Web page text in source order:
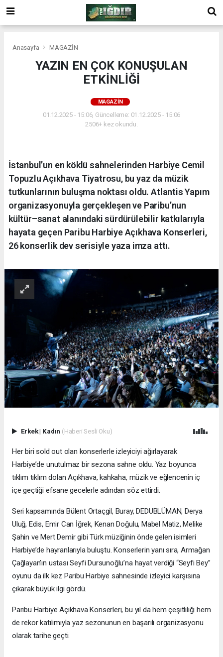
Anasayfa MAGAZİN
YAZIN EN ÇOK KONUŞULAN
ETKİNLİĞİ
MAGAZİN
01.12.2025 - 15:06, Güncelleme: 01.12.2025 - 15:06
2506+ kez okundu.
İstanbul’un en köklü sahnelerinden Harbiye Cemil
Topuzlu Açıkhava Tiyatrosu, bu yaz da müzik
tutkunlarının buluşma noktası oldu. Atlantis Yapım
organizasyonuyla gerçekleşen ve Paribu’nun
kültür–sanat alanındaki sürdürülebilir katkılarıyla
hayata geçen Paribu Harbiye Açıkhava Konserleri,
26 konserlik dev serisiyle yaza imza attı.
Erkek| Kadın (Haberi Sesli Oku)
Her biri sold out olan konserlerle izleyiciyi ağırlayarak
Harbiye’de unutulmaz bir sezona sahne oldu. Yaz boyunca
tıklım tıklım dolan Açıkhava, kahkaha, müzik ve eğlencenin iç
içe geçtiği efsane gecelerle adından söz ettirdi.
Seri kapsamında Bülent Ortaçgil, Buray, DEDUBLÜMAN, Derya
Uluğ, Edis, Emir Can İğrek, Kenan Doğulu, Mabel Matiz, Melike
Şahin ve Mert Demir gibi Türk müziğinin önde gelen isimleri
Harbiye’de hayranlarıyla buluştu. Konserlerin yanı sıra, Armağan
Çağlayan’ın ustası Seyfi Dursunoğlu’na hayat verdiği “Seyfi Bey”
oyunu da ilk kez Paribu Harbiye sahnesinde izleyici karşısına
çıkarak büyük ilgi gördü.
Paribu Harbiye Açıkhava Konserleri, bu yıl da hem çeşitliliği hem
de rekor katılımıyla yaz sezonunun en başarılı organizasyonu
olarak tarihe geçti.